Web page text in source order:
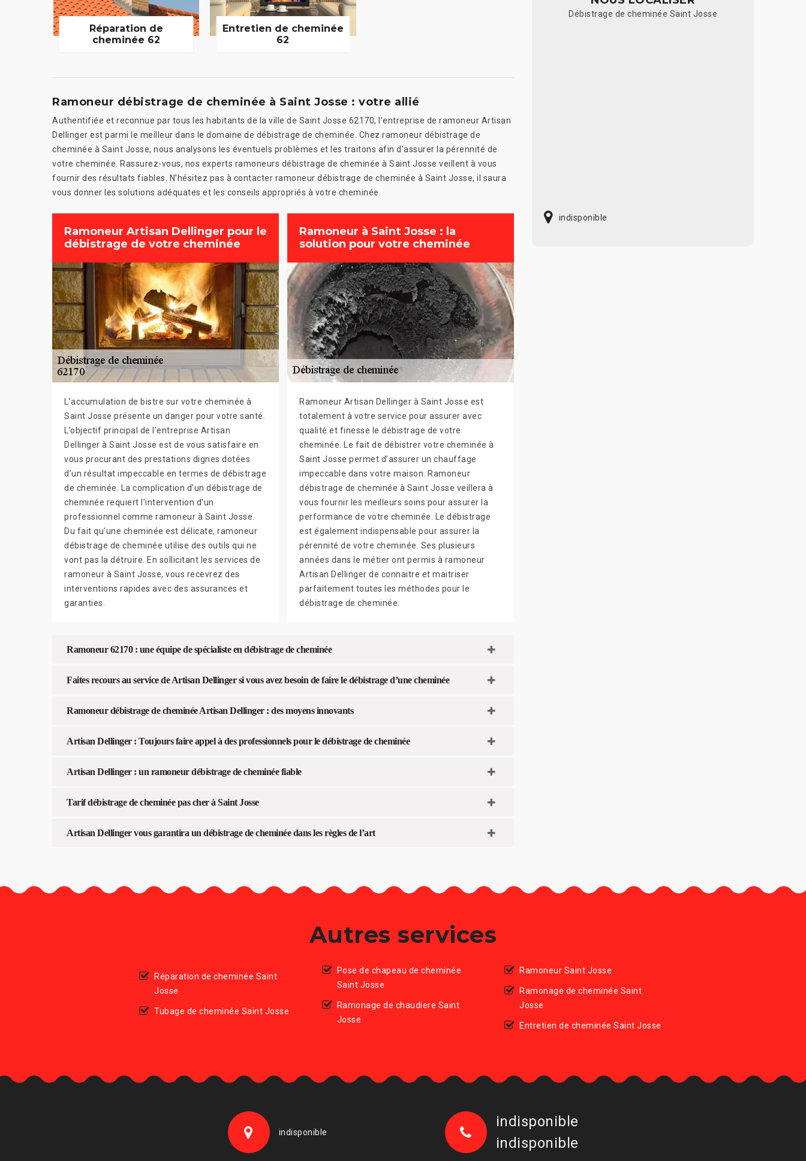
Réparation de
cheminée 62
Entretien de cheminée
62
Ramoneur débistrage de cheminée à Saint Josse : votre allié
Authentifiée et reconnue par tous les habitants de la ville de Saint Josse 62170, l’entreprise de ramoneur Artisan
Dellinger est parmi le meilleur dans le domaine de débistrage de cheminée. Chez ramoneur débistrage de
cheminée à Saint Josse, nous analysons les éventuels problèmes et les traitons afin d'assurer la pérennité de
votre cheminée. Rassurez-vous, nos experts ramoneurs débistrage de cheminée à Saint Josse veillent à vous
fournir des résultats fiables. N’hésitez pas à contacter ramoneur débistrage de cheminée à Saint Josse, il saura
vous donner les solutions adéquates et les conseils appropriés à votre cheminée.
Ramoneur Artisan Dellinger pour le
débistrage de votre cheminée
L’accumulation de bistre sur votre cheminée à
Saint Josse présente un danger pour votre santé.
L’objectif principal de l’entreprise Artisan
Dellinger à Saint Josse est de vous satisfaire en
vous procurant des prestations dignes dotées
d’un résultat impeccable en termes de débistrage
de cheminée. La complication d’un débistrage de
cheminée requiert l’intervention d'un
professionnel comme ramoneur à Saint Josse.
Du fait qu’une cheminée est délicate, ramoneur
débistrage de cheminée utilise des outils qui ne
vont pas la détruire. En sollicitant les services de
ramoneur à Saint Josse, vous recevrez des
interventions rapides avec des assurances et
garanties.
Ramoneur à Saint Josse : la
solution pour votre cheminée
Ramoneur Artisan Dellinger à Saint Josse est
totalement à votre service pour assurer avec
qualité et finesse le débistrage de votre
cheminée. Le fait de débistrer votre cheminée à
Saint Josse permet d’assurer un chauffage
impeccable dans votre maison. Ramoneur
débistrage de cheminée à Saint Josse veillera à
vous fournir les meilleurs soins pour assurer la
performance de votre cheminée. Le débistrage
est également indispensable pour assurer la
pérennité de votre cheminée. Ses plusieurs
années dans le métier ont permis à ramoneur
Artisan Dellinger de connaitre et maitriser
parfaitement toutes les méthodes pour le
débistrage de cheminée.
Ramoneur 62170 : une équipe de spécialiste en débistrage de cheminée
Faites recours au service de Artisan Dellinger si vous avez besoin de faire le débistrage d’une cheminée
Ramoneur débistrage de cheminée Artisan Dellinger : des moyens innovants
Artisan Dellinger : Toujours faire appel à des professionnels pour le débistrage de cheminée
Artisan Dellinger : un ramoneur débistrage de cheminée fiable
Tarif débistrage de cheminée pas cher à Saint Josse
Artisan Dellinger vous garantira un débistrage de cheminée dans les règles de l’art
Débistrage de cheminée Saint Josse
indisponible
Autres services
Réparation de cheminée Saint
Josse
Tubage de cheminée Saint Josse
Pose de chapeau de cheminée
Saint Josse
Ramonage de chaudiere Saint
Josse
Ramoneur Saint Josse
Ramonage de cheminée Saint
Josse
Entretien de cheminée Saint Josse
indisponible
indisponible
indisponible